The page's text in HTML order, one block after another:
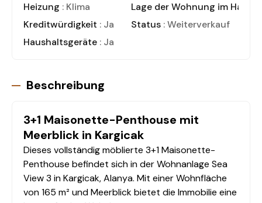
Heizung : Klima Lage der Wohnung im Haus
Kreditwürdigkeit : Ja Status : Weiterverkauf
Haushaltsgeräte : Ja
Beschreibung
3+1 Maisonette-Penthouse mit
Meerblick in Kargicak
Dieses vollständig möblierte 3+1 Maisonette-
Penthouse befindet sich in der Wohnanlage Sea
View 3 in Kargicak, Alanya. Mit einer Wohnfläche
von 165 m² und Meerblick bietet die Immobilie eine